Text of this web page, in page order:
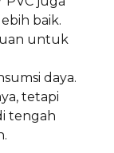
baik.
untuk
daya.
tetapi
tengah